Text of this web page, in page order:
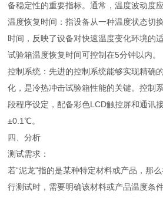
备稳定性的重要指标。通常，温度波动度
温度恢复时间：指设备从一种温度状态切
时间，反映了设备对快速温度变化环境的
试验箱温度恢复时间可控制在5分钟以内。
控制系统：先进的控制系统能够实现精确
化，是冷热冲击试验箱性能的关键。控制
段程序设定，配备彩色LCD触控屏和通讯
±0.1℃。
四、分析
测试需求：
若“泥龙"指的是某种特定材料或产品，那
行测试时，需要明确该材料或产品温度条